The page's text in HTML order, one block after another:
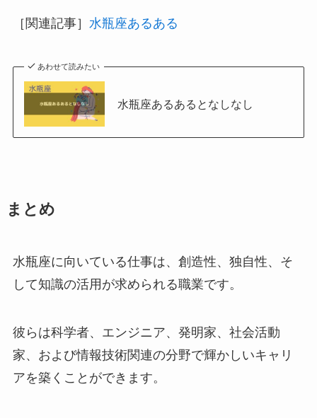
［関連記事］ 水瓶座あるある
あわせて読みたい
水瓶座あるあるとなしなし
まとめ
水瓶座に向いている仕事は、創造性、独自性、そ
して知識の活用が求められる職業です。
彼らは科学者、エンジニア、発明家、社会活動
家、および情報技術関連の分野で輝かしいキャリ
アを築くことができます。